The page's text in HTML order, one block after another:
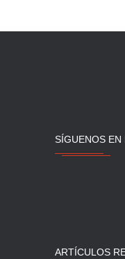
SÍGUENOS EN
ARTÍCULOS